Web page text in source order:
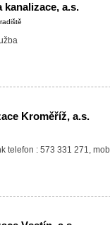
kanalizace, a.s.
Kroměříž, a.s.
telefon : 573 331 271,